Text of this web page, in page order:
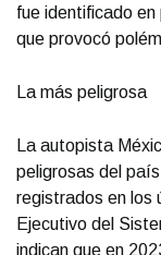
fue identificado
que provocó
La más peligrosa
La autopista
peligrosas del
registrados en los
Ejecutivo del
indican que en